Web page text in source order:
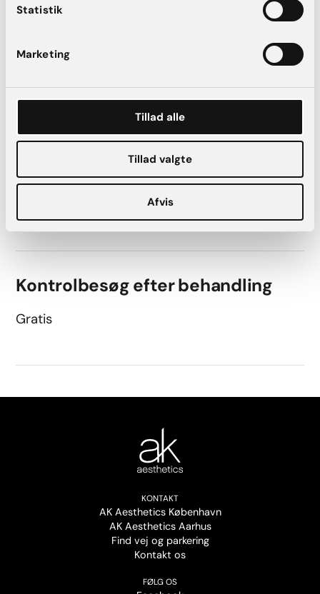
Statistik
Marketing
Tillad alle
Tillad valgte
Afvis
IS Clinical – Super Serum
Advance+ 15ml
Kontrolbesøg efter behandling
Gratis
KONTAKT
AK Aesthetics København
AK Aesthetics Aarhus
Find vej og parkering
Kontakt os
FØLG OS